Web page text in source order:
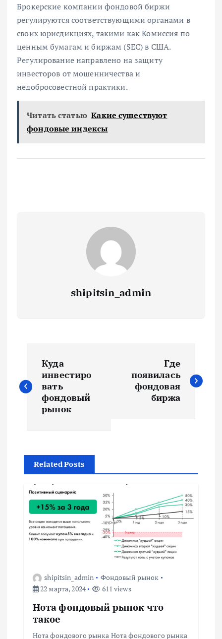
Брокерские компании фондовой биржи
регулируются соответствующими органами в
своих юрисдикциях, такими как Комиссия по
ценным бумагам и биржам (SEC) в США.
Регулирование направлено на защиту
инвесторов от мошенничества и
недобросовестной практики.
Читать статью Какие существуют
фондовые индексы
shipitsin_admin
а
г
а
ц
и
Куда
инвестиро
вать
фондовый
рынок
Где
появилась
фондовая
биржа
Related Posts
shipitsin_admin
Фондовый рынок
22 марта, 2024
611 views
Нота фондовый рынок что
такое
Нота фондового рынка Нота фондового рынка